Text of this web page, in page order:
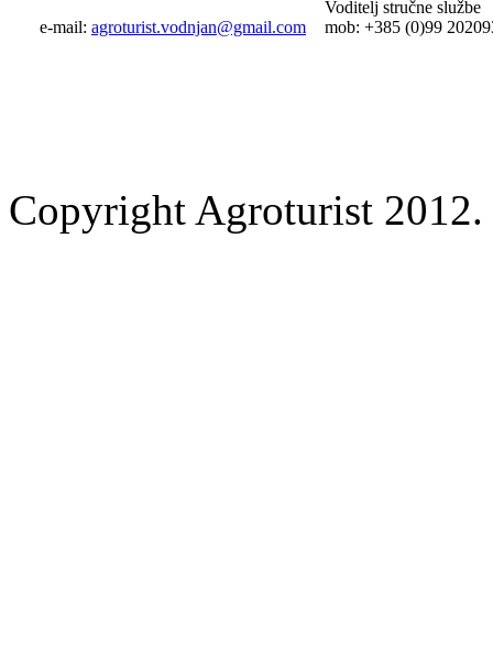
e-mail: agroturist.vodnjan@gmail.com
Voditelj stručne službe
mob: +385 (0)99
Copyright Agroturist 2012.